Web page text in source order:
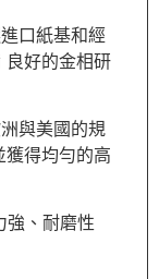
口紙基和經
良好的金相研
與美國的規
得均勻的高
強、耐磨性